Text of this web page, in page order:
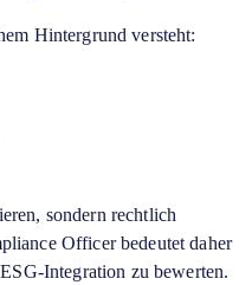
Hintergrund versteht:
sondern rechtlich
Officer bedeutet daher
Integration zu bewerten.